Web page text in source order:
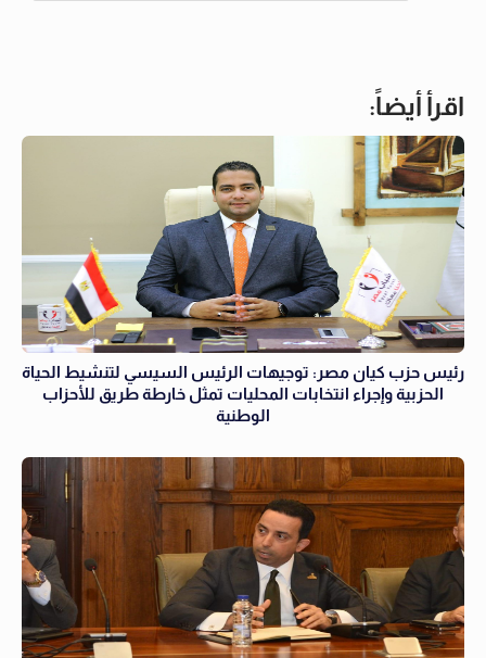
اقرأ أيضاً:
رئيس حزب كيان مصر: توجيهات الرئيس السيسي لتنشيط الحياة
الحزبية وإجراء انتخابات المحليات تمثل خارطة طريق للأحزاب
الوطنية